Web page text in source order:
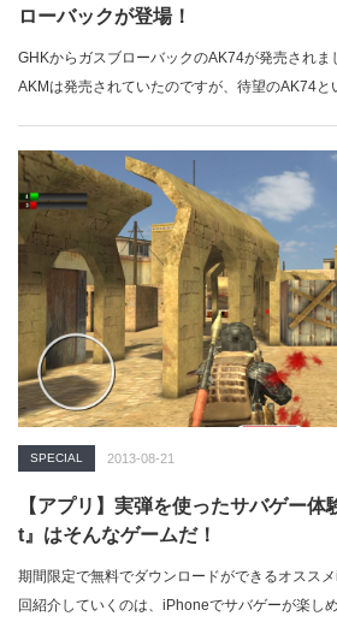
ローバックが登場！
GHKからガスブローバックのAK74が発売されま
AKMは発売されていたのですが、待望のAK74
SPECIAL 2013-08-21
【アプリ】実弾を使ったサバゲー
t』はそんなゲームだ！
期間限定で無料でダウンロードができるオスス
回紹介していくのは、iPhoneでサバゲーが楽し